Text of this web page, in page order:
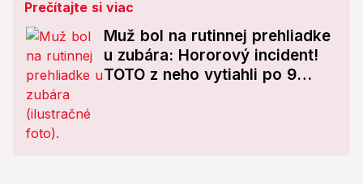
Prečítajte si viac
Muž bol na rutinnej prehliadke
u zubára: Hororový incident!
TOTO z neho vytiahli po 9